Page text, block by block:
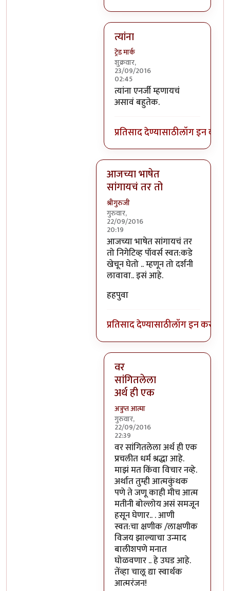
त्यांना
ट्रेड मार्क
शुक्रवार,
23/09/2016
02:45
In reply toनिगेटिव्ह पाॅवर्स?
त्यांना एनर्जी म्हणायचं
असावं बहुतेक.
प्रतिसाद देण्यासाठीलॉग इन करा
आजच्या भाषेत
सांगायचं तर तो
श्रीगुरुजी
गुरुवार,
22/09/2016
20:19
In reply toआजच्या भाषेत सांगायचं
आजच्या भाषेत सांगायचं तर
तो निगेटिव्ह पॉवर्स स्वत:कडे
खेचून घेतो .. म्हणून तो दर्शनी
लावावा.. इसं आहे.
हहपुवा
प्रतिसाद देण्यासाठीलॉग इन करा
वर
सांगितलेला
अर्थ ही एक
अत्रुप्त आत्मा
गुरुवार,
22/09/2016
22:39
In reply toआजच्या भाषेत सांगायचं
वर सांगितलेला अर्थ ही एक
प्रचलीत धर्म श्रद्धा आहे.
माझं मत किंवा विचार नव्हे.
अर्थात तुम्ही आत्मकुंथक
पणे ते जणू काही मीच आत्म
मतीनी बोल्लोय असं समजून
हसून घेणार.. . आणी
स्वत:चा क्षणीक /लाक्षणीक
विजय झाल्याचा उन्माद
बालीशपणे मनात
घोळवणार .. हे उघड आहे.
तेंव्हा चालू द्या स्वार्थक
आत्मरंजन!